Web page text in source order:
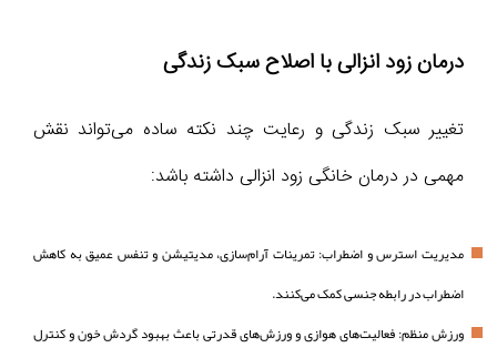
درمان زود انزالی با اصلاح سبک زندگی
تغییر سبک زندگی و رعایت چند نکته ساده می‌تواند نقش
مهمی در درمان خانگی زود انزالی داشته باشد:
مدیریت استرس و اضطراب: تمرینات آرام‌سازی، مدیتیشن و تنفس عمیق به کاهش
اضطراب در رابطه جنسی کمک می‌کنند.
ورزش منظم: فعالیت‌های هوازی و ورزش‌های قدرتی باعث بهبود گردش خون و کنترل